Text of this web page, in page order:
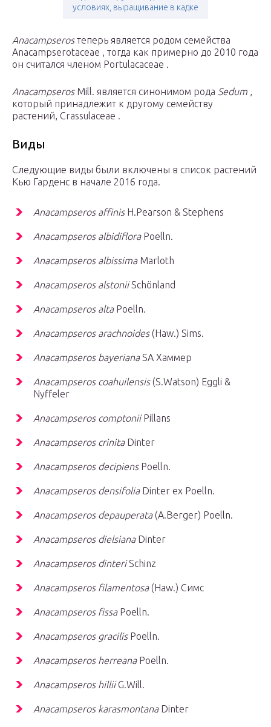
условиях, выращивание в кадке
Anacampserosтеперь является родом семейства
Anacampserotaceae , тогда как примерно до 2010 года
он считался членом Portulacaceae .
Anacampseros Mill. является синонимом рода Sedum ,
который принадлежит к другому семейству
растений, Crassulaceae .
Виды
Следующие виды были включены в список растений
Кью Гарденс в начале 2016 года.
Anacampseros affinis H.Pearson & Stephens
Anacampseros albidiflora Poelln.
Anacampseros albissima Marloth
Anacampseros alstonii Schönland
Anacampseros alta Poelln.
Anacampseros arachnoides (Haw.) Sims.
Anacampseros bayeriana SA Хаммер
Anacampseros coahuilensis (S.Watson) Eggli &
Nyffeler
Anacampseros comptonii Pillans
Anacampseros crinita Dinter
Anacampseros decipiens Poelln.
Anacampseros densifolia Dinter ex Poelln.
Anacampseros depauperata (A.Berger) Poelln.
Anacampseros dielsiana Dinter
Anacampseros dinteri Schinz
Anacampseros filamentosa (Haw.) Симс
Anacampseros fissa Poelln.
Anacampseros gracilis Poelln.
Anacampseros herreana Poelln.
Anacampseros hillii G.Will.
Anacampseros karasmontana Dinter